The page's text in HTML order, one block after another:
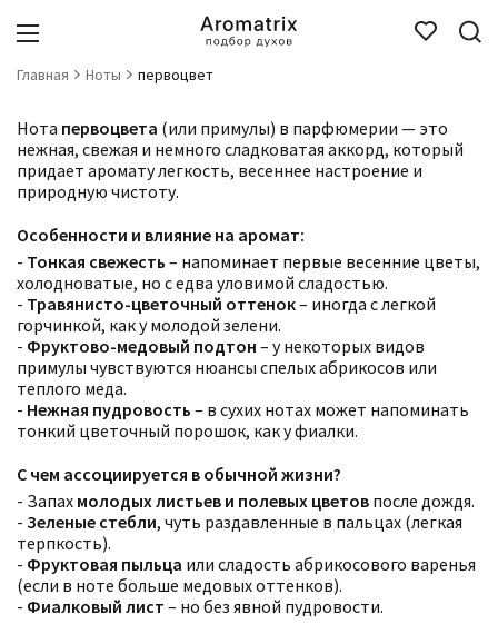
Главная Ноты первоцвет
Нота первоцвета (или примулы) в парфюмерии — это
нежная, свежая и немного сладковатая аккорд, который
придает аромату легкость, весеннее настроение и
природную чистоту.
Особенности и влияние на аромат:
- Тонкая свежесть – напоминает первые весенние цветы,
холодноватые, но с едва уловимой сладостью.
- Травянисто-цветочный оттенок– иногда с легкой
горчинкой, как у молодой зелени.
- Фруктово-медовый подтон – у некоторых видов
примулы чувствуются нюансы спелых абрикосов или
теплого меда.
- Нежная пудровость – в сухих нотах может напоминать
тонкий цветочный порошок, как у фиалки.
С чем ассоциируется в обычной жизни?
- Запах молодых листьев и полевых цветов после дождя.
- Зеленые стебли, чуть раздавленные в пальцах (легкая
терпкость).
- Фруктовая пыльца или сладость абрикосового варенья
(если в ноте больше медовых оттенков).
- Фиалковый лист – но без явной пудровости.